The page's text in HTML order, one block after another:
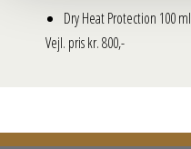
Dry Heat Protection 100 ml
Vejl. pris kr. 800,-